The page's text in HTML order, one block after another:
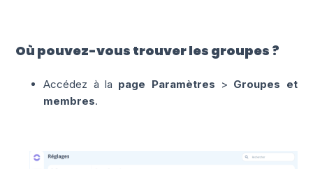
Où pouvez-vous trouver les groupes ?
Accédez à la page Paramètres > Groupes et
membres.